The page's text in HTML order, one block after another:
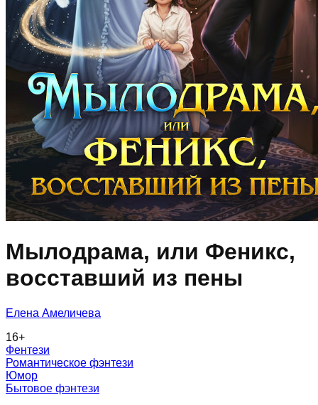
Мылодрама, или Феникс,
восставший из пены
Елена Амеличева
16+
Фентези
Романтическое фэнтези
Юмор
Бытовое фэнтези